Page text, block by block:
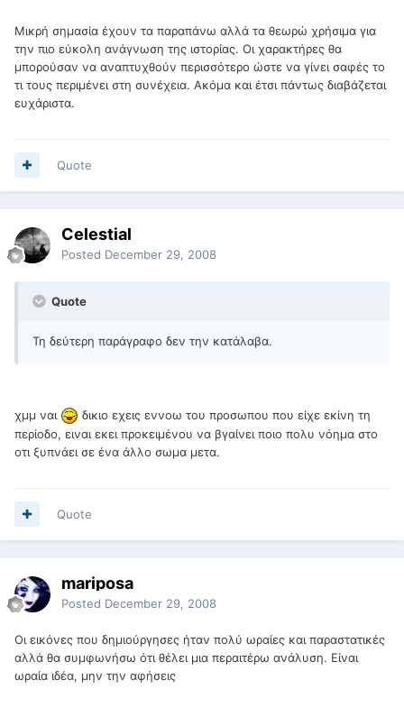
Μικρή σημασία έχουν τα παραπάνω αλλά τα θεωρώ χρήσιμα για
την πιο εύκολη ανάγνωση της ιστορίας. Οι χαρακτήρες θα
μπορούσαν να αναπτυχθούν περισσότερο ώστε να γίνει σαφές το
τι τους περιμένει στη συνέχεια. Ακόμα και έτσι πάντως διαβάζεται
ευχάριστα.
Quote
Celestial
Posted December 29, 2008
Quote
Τη δεύτερη παράγραφο δεν την κατάλαβα.
χμμ ναι
δικιο εχεις εννοω του προσωπου που είχε εκίνη τη
περίοδο, ειναι εκει προκειμένου να βγαίνει ποιο πολυ νόημα στο
οτι ξυπνάει σε ένα άλλο σωμα μετα.
Quote
mariposa
Posted December 29, 2008
Οι εικόνες που δημιούργησες ήταν πολύ ωραίες και παραστατικές
αλλά θα συμφωνήσω ότι θέλει μια περαιτέρω ανάλυση. Είναι
ωραία ιδέα, μην την αφήσεις